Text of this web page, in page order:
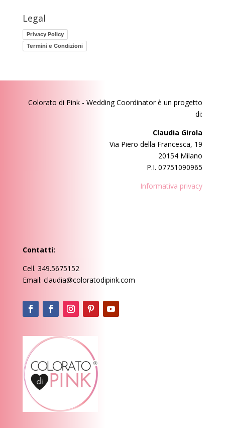
questi
post?
Legal
Privacy Policy
Termini e Condizioni
Colorato di Pink - Wedding Coordinatorè un progetto
di:
Claudia Girola
Via Piero della Francesca, 19
20154 Milano
P.I. 07751090965
Informativa privacy
Contatti:
Cell. 349.5675152
Email: claudia@coloratodipink.com